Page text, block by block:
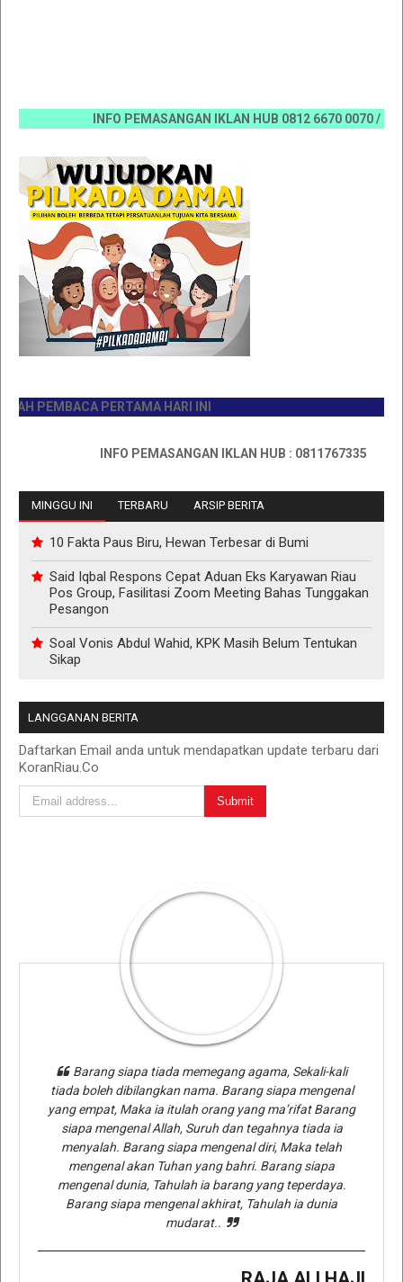
INFO PEMASANGAN IKLAN HUB 0812 6670 0070 /
PEMBACA PERTAMA HARI INI
INFO PEMASANGAN IKLAN HUB : 0811767335
MINGGU INI TERBARU ARSIP BERITA
10 Fakta Paus Biru, Hewan Terbesar di Bumi
Said Iqbal Respons Cepat Aduan Eks Karyawan Riau
Pos Group, Fasilitasi Zoom Meeting Bahas Tunggakan
Pesangon
Soal Vonis Abdul Wahid, KPK Masih Belum Tentukan
Sikap
LANGGANAN BERITA
Daftarkan Email anda untuk mendapatkan update terbaru dari
KoranRiau.Co
Barang siapa tiada memegang agama, Sekali-kali
tiada boleh dibilangkan nama. Barang siapa mengenal
yang empat, Maka ia itulah orang yang ma’rifat Barang
siapa mengenal Allah, Suruh dan tegahnya tiada ia
menyalah. Barang siapa mengenal diri, Maka telah
mengenal akan Tuhan yang bahri. Barang siapa
mengenal dunia, Tahulah ia barang yang teperdaya.
Barang siapa mengenal akhirat, Tahulah ia dunia
mudarat..